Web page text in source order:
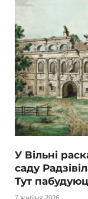
У Вільні
саду
Тут